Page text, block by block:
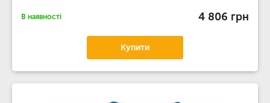
В наявності 4 806 грн
Купити